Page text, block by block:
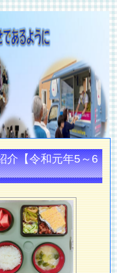
介【令和元年5～6